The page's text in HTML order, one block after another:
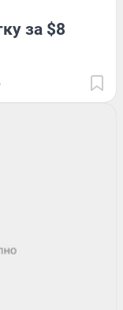
за $8